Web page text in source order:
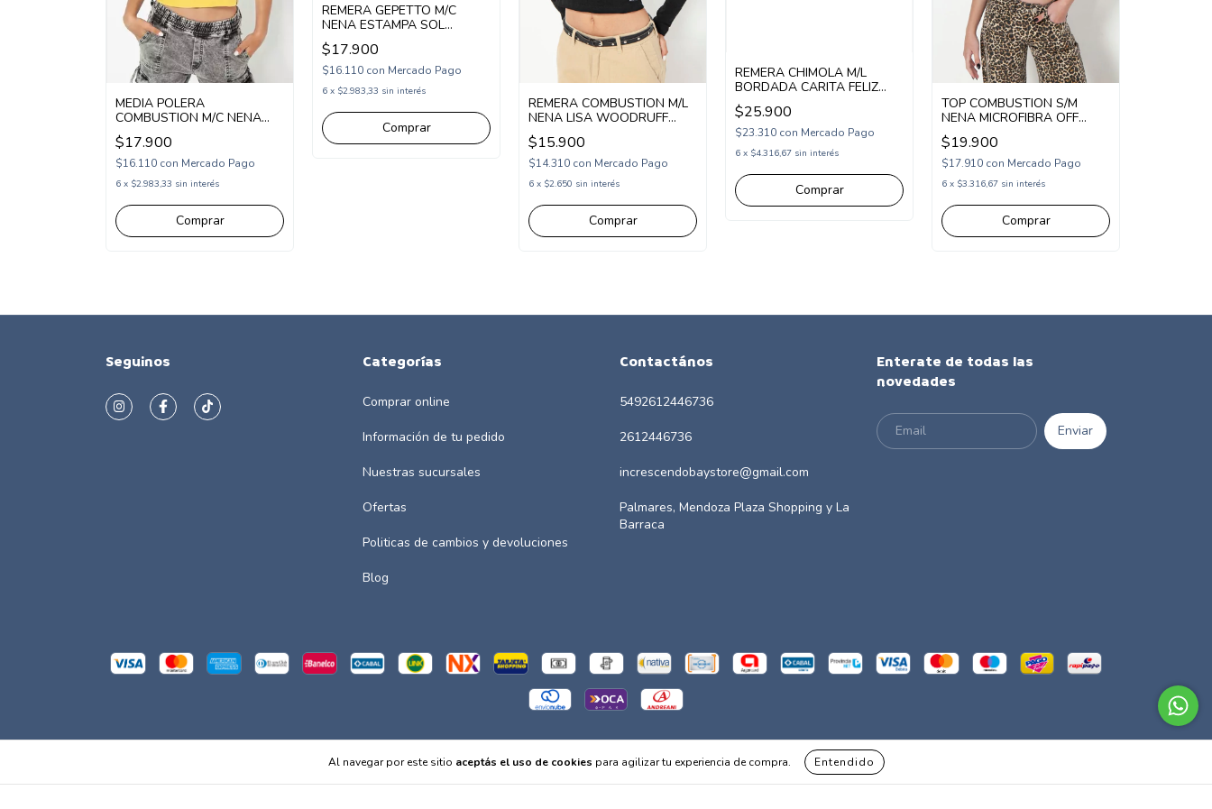
Al navegar por este sitio aceptás el uso de cookies para agilizar tu experiencia de compra. Entendido
MEDIA POLERA
COMBUSTION M/C NENA
ALPENROSE (CB2491368)
$17.900
$16.110 con Mercado Pago
6 x $2.983,33 sin interés
Comprar
REMERA GEPETTO M/C
NENA ESTAMPA SOL
DREAMERS (GT265305)
$17.900
$16.110 con Mercado Pago
6 x $2.983,33 sin interés
Comprar
REMERA COMBUSTION M/L
NENA LISA WOODRUFF
(CB2491398)
$15.900
$14.310 con Mercado Pago
6 x $2.650 sin interés
Comprar
REMERA CHIMOLA M/L
BORDADA CARITA FELIZ
(CH25TS07)
$25.900
$23.310 con Mercado Pago
6 x $4.316,67 sin interés
Comprar
TOP COMBUSTION S/M
NENA MICROFIBRA OFF
SHOULDER (CB2497109)
$19.900
$17.910 con Mercado Pago
6 x $3.316,67 sin interés
Comprar
Seguinos Categorías
Comprar online
Información de tu pedido
Nuestras sucursales
Ofertas
Politicas de cambios y devoluciones
Blog
Contactános
5492612446736
2612446736
increscendobaystore@gmail.com
Palmares, Mendoza Plaza Shopping y La
Barraca
Enterate de todas las
novedades
Copyright InCrescendo - 2026. Todos los derechos reservados. Defensa de las y los consumidores. Para reclamos ingresá acá. / Botón de arrepentimiento